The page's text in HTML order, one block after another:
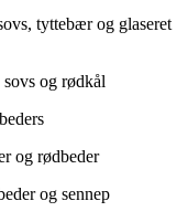
tyttebær og glaseret
og rødkål
og rødbeder
og sennep